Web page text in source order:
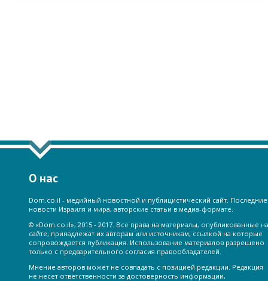
О нас
Dom.co.il - медийный новостной и публицистический сайт. Последние
новости Израиля и мира, авторские статьи в медиа-формате.
© «Dom.co.il», 2015 - 2017. Все права на материалы, опубликованные на
сайте, принадлежат их авторам или источникам, ссылкой на которые
сопровождается публикация. Использование материалов разрешено
только с предварительного согласия правообладателей.
Мнение авторов может не совпадать с позицией редакции. Редакция
не несет ответственности за достоверность информации,